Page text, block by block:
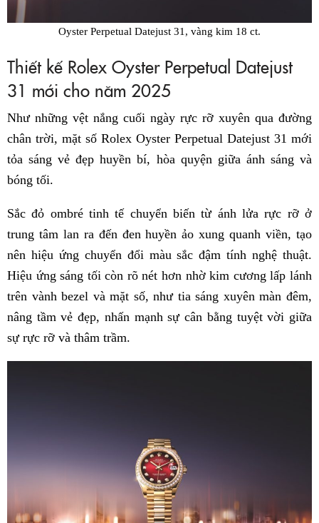
Oyster Perpetual Datejust 31, vàng kim 18 ct.
Thiết kế Rolex Oyster Perpetual Datejust
31 mới cho năm 2025
Như những vệt nắng cuối ngày rực rỡ xuyên qua đường
chân trời, mặt số Rolex Oyster Perpetual Datejust 31 mới
tỏa sáng vẻ đẹp huyền bí, hòa quyện giữa ánh sáng và
bóng tối.
Sắc đỏ ombré tinh tế chuyển biến từ ánh lửa rực rỡ ở
trung tâm lan ra đến đen huyền ảo xung quanh viền, tạo
nên hiệu ứng chuyển đổi màu sắc đậm tính nghệ thuật.
Hiệu ứng sáng tối còn rõ nét hơn nhờ kim cương lấp lánh
trên vành bezel và mặt số, như tia sáng xuyên màn đêm,
nâng tầm vẻ đẹp, nhấn mạnh sự cân bằng tuyệt vời giữa
sự rực rỡ và thâm trầm.